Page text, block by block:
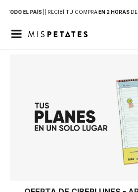
TODO EL PAÍS | RECIBÍ TU COMPRAEN 2 HORAS
